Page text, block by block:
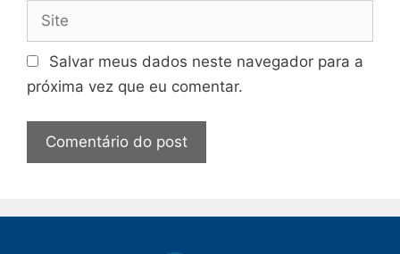
Site
Salvar meus dados neste navegador para a
próxima vez que eu comentar.